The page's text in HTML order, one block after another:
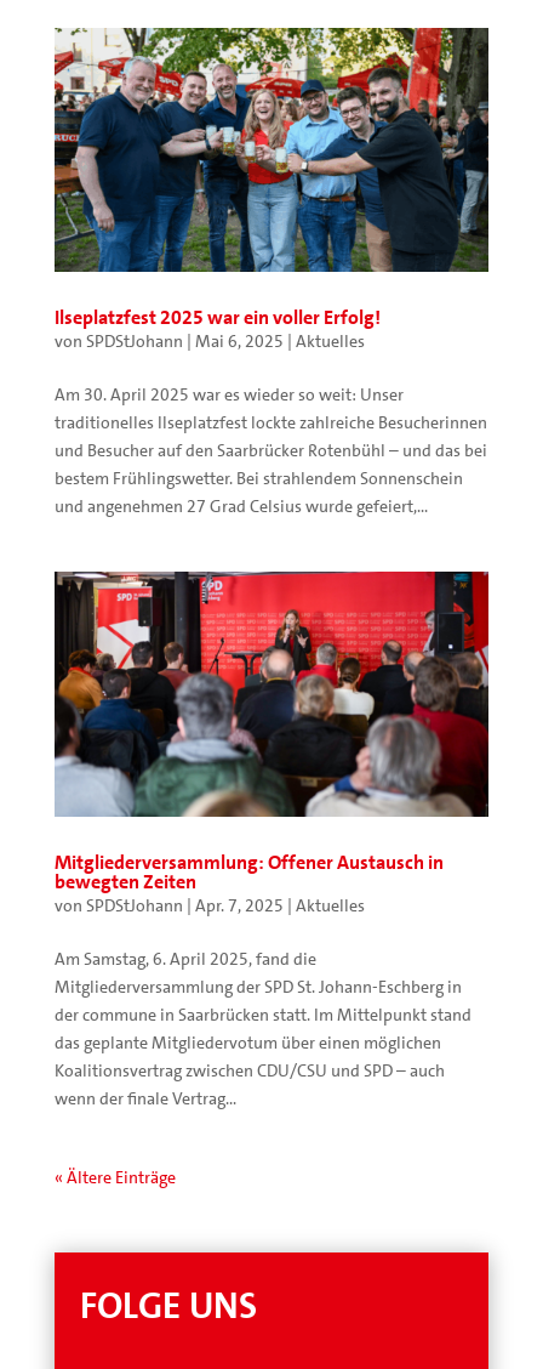
Ilseplatzfest 2025 war ein voller Erfolg!
von SPDStJohann Mai 6, 2025 Aktuelles
Am 30. April 2025 war es wieder so weit: Unser
traditionelles Ilseplatzfest lockte zahlreiche Besucherinnen
und Besucher auf den Saarbrücker Rotenbühl – und das bei
bestem Frühlingswetter. Bei strahlendem Sonnenschein
und angenehmen 27 Grad Celsius wurde gefeiert,...
Mitgliederversammlung: Offener Austausch in
bewegten Zeiten
von SPDStJohann | Apr. 7, 2025 | Aktuelles
Am Samstag, 6. April 2025, fand die
Mitgliederversammlung der SPD St. Johann-Eschberg in
der commune in Saarbrücken statt. Im Mittelpunkt stand
das geplante Mitgliedervotum über einen möglichen
Koalitionsvertrag zwischen CDU/CSU und SPD – auch
wenn der finale Vertrag...
« Ältere Einträge
FOLGE UNS